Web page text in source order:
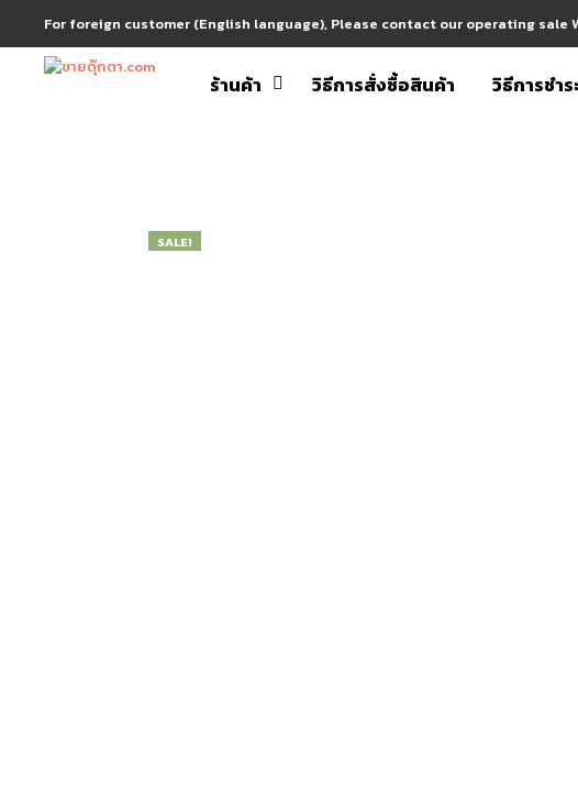
For foreign customer (English language), Please contact our operating sale
ร้านค้า วิธีการสั่งซื้อสินค้า วิธีการชำร
SALE!